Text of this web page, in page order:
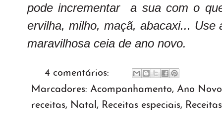
pode incrementar a sua com o
ervilha, milho, maçã, abacaxi... Use
maravilhosa ceia de ano novo.
4 comentários:
Marcadores: Acompanhamento, Ano Novo
receitas, Natal, Receitas especiais,